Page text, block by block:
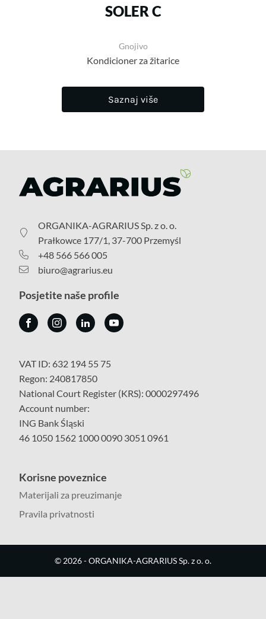
SOLER C
Gnojivo
Kondicioner za žitarice
Saznaj više
ORGANIKA-AGRARIUS Sp. z o. o.
Prałkowce 177/1, 37-700 Przemyśl
+48 566 566 005
biuro@agrarius.eu
Posjetite naše profile
VAT ID: 632 194 55 75
Regon: 240817850
National Court Register (KRS): 0000297496
Account number:
ING Bank Śląski
46 1050 1562 1000 0090 3051 0961
Korisne poveznice
Materijali za preuzimanje
Pravila privatnosti
© 2026- ORGANIKA-AGRARIUS Sp. z o. o.